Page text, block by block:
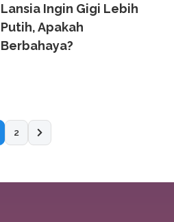
Lansia Ingin Gigi Lebih
Putih, Apakah
Berbahaya?
2